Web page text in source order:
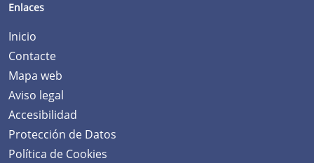
Enlaces
Inicio
Contacte
Mapa web
Aviso legal
Accesibilidad
Protección de Datos
Política de Cookies